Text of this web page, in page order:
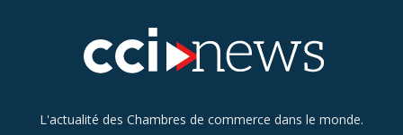
L'actualité des Chambres de commerce dans le monde.